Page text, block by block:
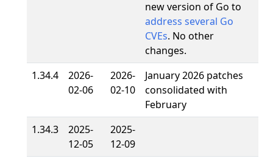
new version of Go to
address several Go
CVEs. No other
changes.
1.34.4
2026-
02-06
2026-
02-10
January 2026 patches
consolidated with
February
1.34.3
2025-
12-05
2025-
12-09